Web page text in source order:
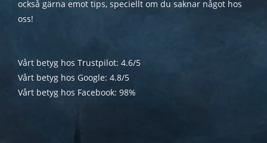
också gärna emot tips, speciellt om du saknar något hos
oss!
Vårt betyg hos Trustpilot: 4.6/5
Vårt betyg hos Google: 4.8/5
Vårt betyg hos Facebook: 98%